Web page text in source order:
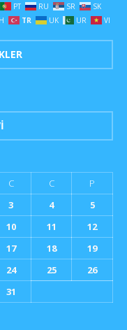
PT RU SR
SK
TR UK UR VI
C C
P
3 4
5
10 11
12
17 18
19
24 25
26
31